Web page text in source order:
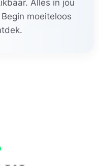
Alles in jou
moeiteloos